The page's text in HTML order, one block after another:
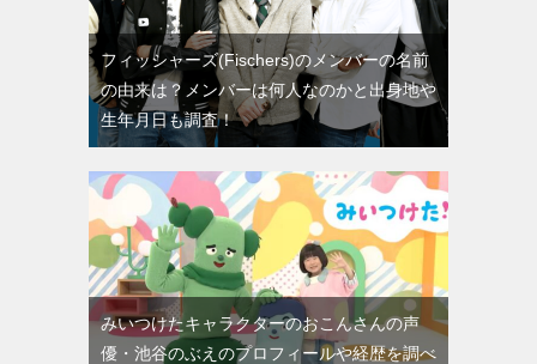
フィッシャーズ(Fischers)のメンバーの名前
の由来は？メンバーは何人なのかと出身地や
生年月日も調査！
みいつけたキャラクターのおこんさんの声
優・池谷のぶえのプロフィールや経歴を調べ